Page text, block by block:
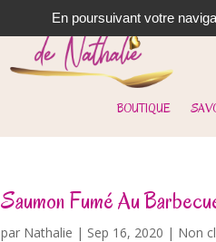
BOUTIQUE
Saumon Fumé Au
par Nathalie | Sep 16, 2020 | Non
En poursuivant votre